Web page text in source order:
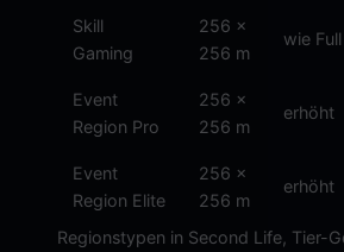
Skill
Gaming
256 x
256 m
wie
Event
Region Pro
256 x
256 m
erhöht
Event
Region Elite
256 x
256 m
erhöht
Regionstypen in Second Life, Tier-